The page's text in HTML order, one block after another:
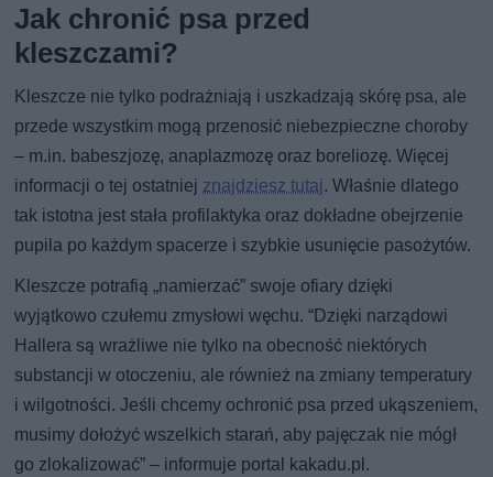
Jak chronić psa przed
kleszczami?
Kleszcze nie tylko podrażniają i uszkadzają skórę psa, ale
przede wszystkim mogą przenosić niebezpieczne choroby
– m.in. babeszjozę, anaplazmozę oraz boreliozę. Więcej
informacji o tej ostatniej znajdziesz tutaj. Właśnie dlatego
tak istotna jest stała profilaktyka oraz dokładne obejrzenie
pupila po każdym spacerze i szybkie usunięcie pasożytów.
Kleszcze potrafią „namierzać” swoje ofiary dzięki
wyjątkowo czułemu zmysłowi węchu. “Dzięki narządowi
Hallera są wrażliwe nie tylko na obecność niektórych
substancji w otoczeniu, ale również na zmiany temperatury
i wilgotności. Jeśli chcemy ochronić psa przed ukąszeniem,
musimy dołożyć wszelkich starań, aby pajęczak nie mógł
go zlokalizować” – informuje portal kakadu.pl.